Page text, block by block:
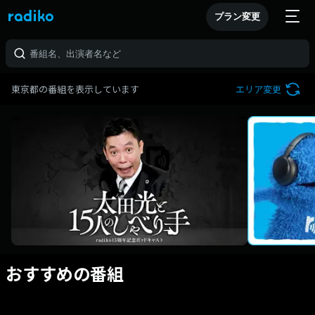
プラン変更
東京都の番組を表示しています エリア変更
おすすめの番組